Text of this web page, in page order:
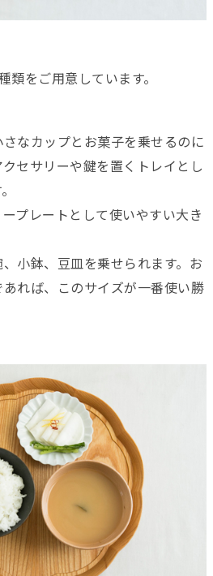
類をご用意しています。
なカップとお菓子を乗せるのに
セサリーや鍵を置くトレイとし
ープレートとして使いやすい大き
小鉢、豆皿を乗せられます。お
れば、このサイズが一番使い勝